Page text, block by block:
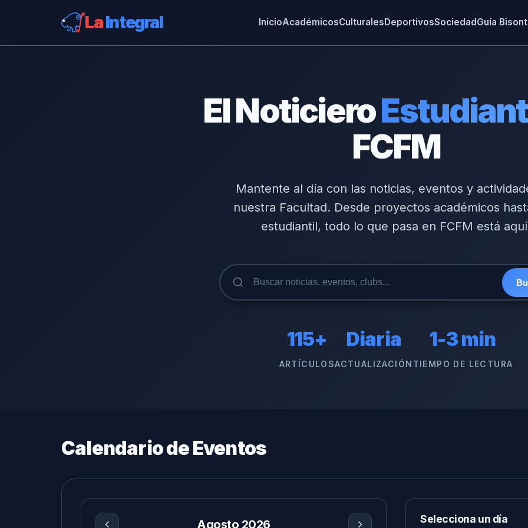
LaIntegral InicioAcadémicosCulturalesDeportivosSociedadGuía
El Noticiero
FCFM
Mantente al día con las noticias, eventos y
nuestra Facultad. Desde proyectos académicos
estudiantil, todo lo que pasa en FCFM está
115+
ARTÍCULOS
Diaria
ACTUALIZACIÓN
1-3 min
TIEMPO DE LECTURA
Calendario de Eventos
Agosto 2026 Selecciona un día